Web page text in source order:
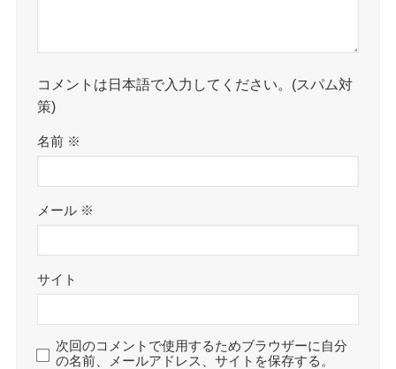
コメントは日本語で入力してください。(スパム対
策)
名前 ※
メール ※
サイト
次回のコメントで使用するためブラウザーに自分
の名前、メールアドレス、サイトを保存する。